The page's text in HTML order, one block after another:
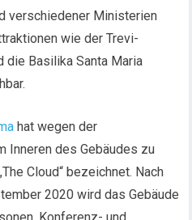
verschiedener Ministerien
wie der Trevi-
die Basilika Santa Maria
hat wegen der
Inneren des Gebäudes zu
Cloud“ bezeichnet. Nach
2020 wird das Gebäude